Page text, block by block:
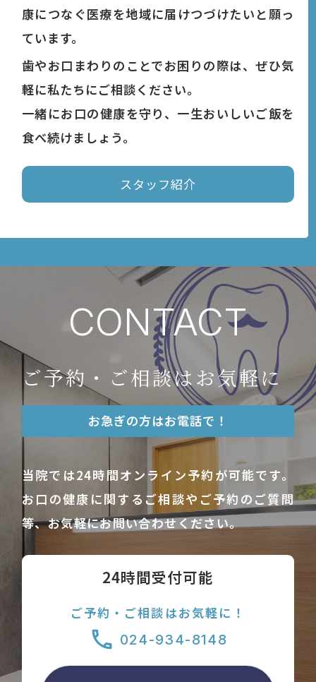
康につなぐ医療を地域に届けつづけたいと願っ
ています。
歯やお口まわりのことでお困りの際は、ぜひ気
軽に私たちにご相談ください。
一緒にお口の健康を守り、一生おいしいご飯を
食べ続けましょう。
スタッフ紹介
CONTACT
ご予約・ご相談はお気軽に
お急ぎの方はお電話で！
当院では24時間オンライン予約が可能です。
お口の健康に関するご相談やご予約のご質問
等、お気軽にお問い合わせください。
24時間受付可能
ご予約・ご相談はお気軽に！
024-934-8148